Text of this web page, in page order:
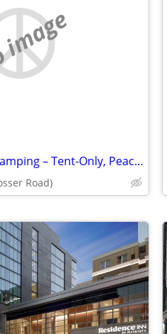
Off-Grid Primitive Camping – Tent-Only, Peace & Stargazing in Cub Run,
Road)